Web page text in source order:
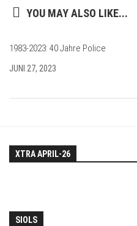
YOU MAY ALSO LIKE...
1983-2023: 40 Jahre Police
JUNI 27, 2023
XTRA APRIL-26
SIOLS